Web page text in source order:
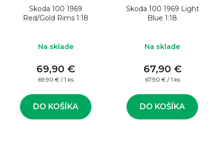
Skoda 100 1969
Red/Gold Rims 1:18
Na sklade
69,90 €
Jednotková
69,90 € / 1 ks
DO KOŠÍKA
Skoda 100 1969 Light
Blue 1:18
Na sklade
67,90 €
Jednotková
67,90 € / 1 ks
DO KOŠÍKA